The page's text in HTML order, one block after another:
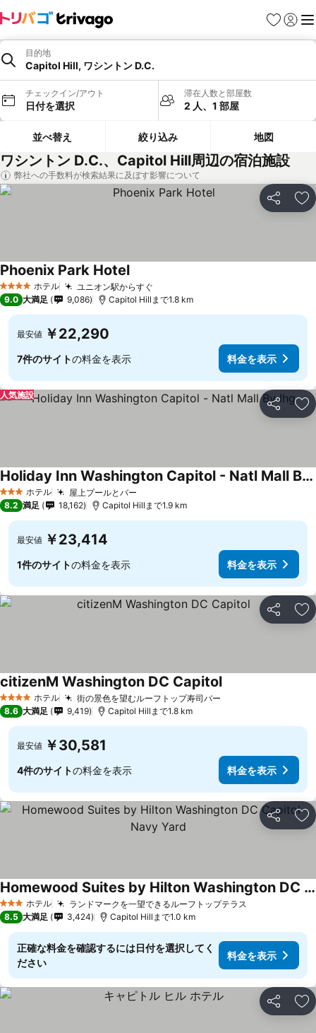
お気に入り
ログイ
メ
目的地
Capitol Hill, ワシントン D.C.
チェックイン/アウト
日付を選択
滞在人数と部屋数
2 人、1 部屋
並べ替え 絞り込み 地図
ワシントン D.C.、Capitol Hill周辺の宿泊施設
弊社への手数料が検索結果に及ぼす影響について
シェア お
4 ホテルのランク
ホテル ユニオン駅からすぐ
Phoenix Park Hotel
9.0 大満足 9,086 Capitol Hillまで1.8 km
最安値 ￥22,290
7件のサイトの料金を表示 料金を表示
シェア お
人気施設
3 ホテルのランク
ホテル 屋上プールとバー
Holiday Inn Washington Capitol - Natl Mall By Ihg
8.2 満足 18,162 Capitol Hillまで1.9 km
最安値 ￥23,414
1件のサイトの料金を表示 料金を表示
シェア お
4 ホテルのランク
ホテル 街の景色を望むルーフトップ寿司バー
citizenM Washington DC Capitol
8.6 大満足 9,419 Capitol Hillまで1.8 km
最安値 ￥30,581
4件のサイトの料金を表示 料金を表示
シェア お
3 ホテルのランク
ホテル ランドマークを一望できるルーフトップテラス
Homewood Suites by Hilton Washington DC Capitol-Navy Yard
8.5 大満足 3,424 Capitol Hillまで1.0 km
正確な料金を確認するには日付を選択してく
ださい
料金を表示
シェア お